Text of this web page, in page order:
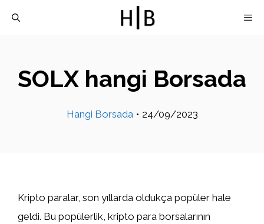
SOLX hangi Borsada
Hangi Borsada • 24/09/2023
Kripto paralar, son yıllarda oldukça popüler hale
geldi. Bu popülerlik, kripto para borsalarının